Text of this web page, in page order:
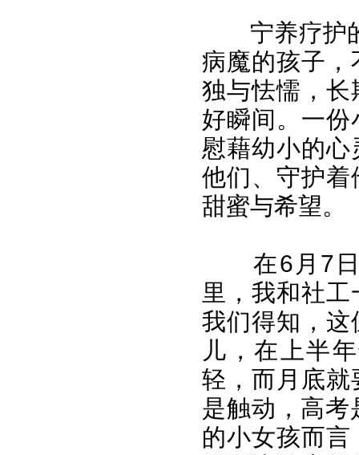
宁养疗护
病魔的孩子
独与怯懦，
好瞬间。一
慰藉幼小的
他们、守护
甜蜜与希望。
在6月7
里，我和社
我们得知，
儿，在上半
轻，而月底
是触动，高
的小女孩而